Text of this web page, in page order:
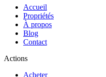
Accueil
Propriétés
À propos
Blog
Contact
Actions
Acheter